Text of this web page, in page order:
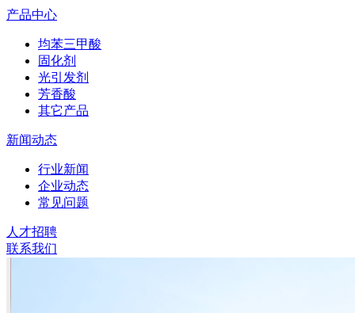
产品中心
均苯三甲酸
固化剂
光引发剂
芳香酸
其它产品
新闻动态
行业新闻
企业动态
常见问题
人才招聘
联系我们